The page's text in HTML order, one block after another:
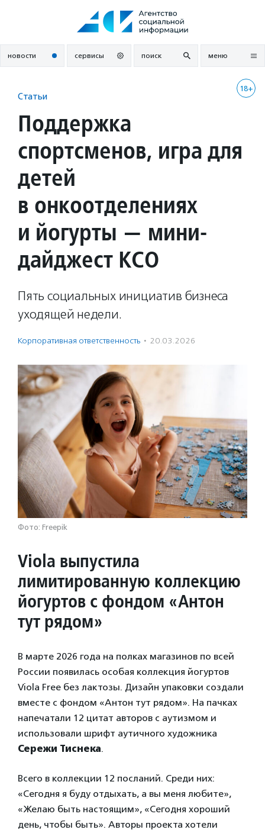
новости сервисы поиск меню
18+
Статьи
Поддержка
спортсменов, игра для
детей
в онкоотделениях
и йогурты — мини-
дайджест КСО
Пять социальных инициатив бизнеса
уходящей недели.
Корпоративная ответственность · 20.03.2026
Фото: Freepik
Viola выпустила
лимитированную коллекцию
йогуртов с фондом «Антон
тут рядом»
В марте 2026 года на полках магазинов по всей
России появилась особая коллекция йогуртов
Viola Free без лактозы. Дизайн упаковки создали
вместе с фондом «Антон тут рядом». На пачках
напечатали 12 цитат авторов с аутизмом и
использовали шрифт аутичного художника
Сережи Тиснека.
Всего в коллекции 12 посланий. Среди них:
«Сегодня я буду отдыхать, а вы меня любите»,
«Желаю быть настоящим», «Сегодня хороший
день, чтобы быть». Авторы проекта хотели